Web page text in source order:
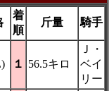
着
順
斤量 騎手
１ 56.5キロ
Ｊ・
ベイ
リー